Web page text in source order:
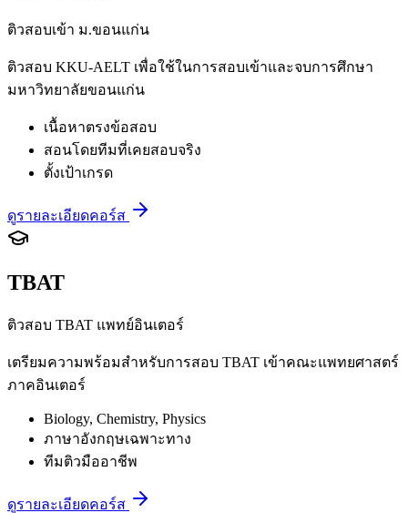
ติวสอบเข้า ม.ขอนแก่น
ติวสอบ KKU-AELT เพื่อใช้ในการสอบเข้าและจบการศึกษา
มหาวิทยาลัยขอนแก่น
เนื้อหาตรงข้อสอบ
สอนโดยทีมที่เคยสอบจริง
ตั้งเป้าเกรด
ดูรายละเอียดคอร์ส
TBAT
ติวสอบ TBAT แพทย์อินเตอร์
เตรียมความพร้อมสำหรับการสอบ TBAT เข้าคณะแพทยศาสตร์
ภาคอินเตอร์
Biology, Chemistry, Physics
ภาษาอังกฤษเฉพาะทาง
ทีมติวมืออาชีพ
ดูรายละเอียดคอร์ส